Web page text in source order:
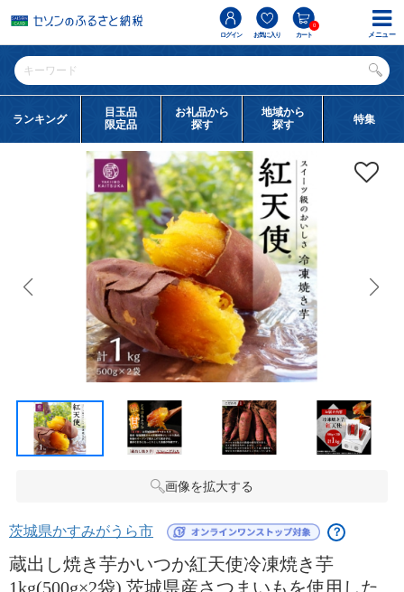
ログイン お気に入り カート
0
ランキング
目玉品
限定品
お礼品から
探す
地域から
探す
特集
画像を拡大する
茨城県かすみがうら市 ？
蔵出し焼き芋かいつか紅天使冷凍焼き芋
1kg(500g×2袋) 茨城県産さつまいもを使用した
メニュー